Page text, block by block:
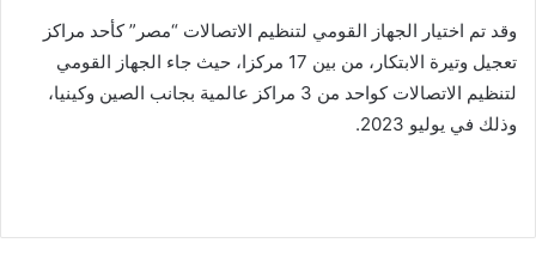
وقد تم اختيار الجهاز القومي لتنظيم الاتصالات “مصر” كأحد مراكز
تعجيل وتيرة الابتكار، من بين 17 مركزا، حيث جاء الجهاز القومي
لتنظيم الاتصالات كواحد من 3 مراكز عالمية بجانب الصين وكينيا،
وذلك في يوليو 2023.